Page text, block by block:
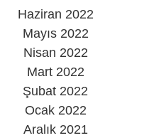
Haziran 2022
Mayıs 2022
Nisan 2022
Mart 2022
Şubat 2022
Ocak 2022
Aralık 2021